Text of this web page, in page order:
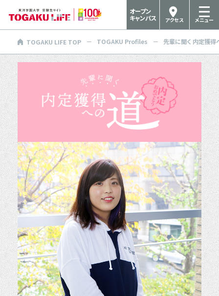
メニュー
アクセス
オープン
キャンパス
TOGAKU LIFE TOP TOGAKU Profiles 先輩に聞く 内定獲得